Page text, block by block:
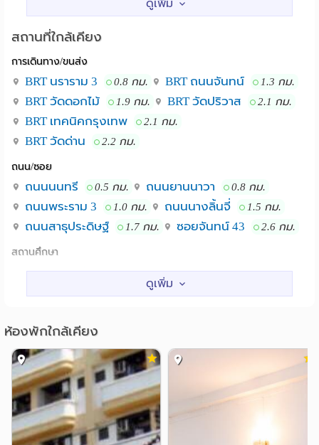
ที่อยู่ 152/1 ซอยบากองอนุสรณ์ 2 ถนนนนทรี 14 ยานนาวา
บางโพงพาง กทม 10120
จะดูห้องนัดล่วงหน้า 4 ชั่วโมง
สถานที่ใกล้เคียง
การเดินทาง/ขนส่ง
BRT นราราม 3 0.8 กม. BRT ถนนจันทน์ 1.3 กม.
BRT วัดดอกไม้ 1.9 กม. BRT วัดปริวาส 2.1 กม.
BRT เทคนิคกรุงเทพ 2.1 กม.
BRT วัดด่าน 2.2 กม.
ถนน/ซอย
ถนนนนทรี 0.5 กม. ถนนยานนาวา 0.8 กม.
ถนนพระราม 3 1.0 กม. ถนนนางลิ้นจี่ 1.5 กม.
ถนนสาธุประดิษฐ์ 1.7 กม. ซอยจันทน์ 43 2.6 กม.
สถานศึกษา
ม.เทคโนโลยีราชมงคล เทคนิคกรุงเทพ 2.3 กม.
ม.เทคโนโลยีราชมงคลกรุงเทพ
รร.เซนต์หลุยส์ศึกษา
ม.เทคโนโลยีราชมงคลกรุงเทพ(พระนครใต้) 3.5 กม.
รร.อัสสัมชัญ บางรัก 4.1 กม.
แหล่งช๊อปปิ้ง
เทสโก้โลตัส(พระราม3) 0.5 กม.
เซ็นทรัล พระราม 3 0.5 กม.
ห้องพักใกล้เคียง